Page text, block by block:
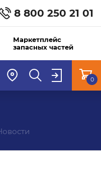
8 800 250 21 01
Маркетплейс
запасных частей
0